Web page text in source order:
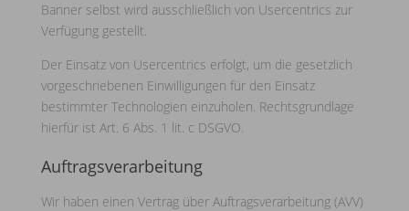
Banner selbst wird ausschließlich von Usercentrics zur
Verfügung gestellt.
Der Einsatz von Usercentrics erfolgt, um die gesetzlich
vorgeschriebenen Einwilligungen für den Einsatz
bestimmter Technologien einzuholen. Rechtsgrundlage
hierfür ist Art. 6 Abs. 1 lit. c DSGVO.
Auftragsverarbeitung
Wir haben einen Vertrag über Auftragsverarbeitung (AVV)